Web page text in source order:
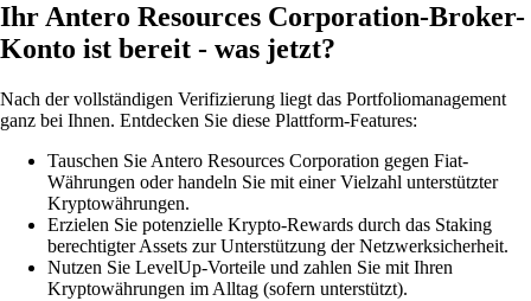
Ihr Antero Resources Corporation-Broker-
Konto ist bereit - was jetzt?
Nach der vollständigen Verifizierung liegt das Portfoliomanagement
ganz bei Ihnen. Entdecken Sie diese Plattform-Features:
Tauschen Sie Antero Resources Corporation gegen Fiat-
Währungen oder handeln Sie mit einer Vielzahl unterstützter
Kryptowährungen.
Erzielen Sie potenzielle Krypto-Rewards durch das Staking
berechtigter Assets zur Unterstützung der Netzwerksicherheit.
Nutzen Sie LevelUp-Vorteile und zahlen Sie mit Ihren
Kryptowährungen im Alltag (sofern unterstützt).